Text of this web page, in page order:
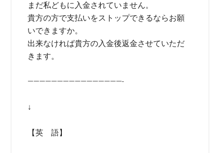
まだ私どもに入金されていません。
貴方の方で支払いをストップできるならお願
いできますか。
出来なければ貴方の入金後返金させていただ
きます。
————————————————-
↓
【英 語】